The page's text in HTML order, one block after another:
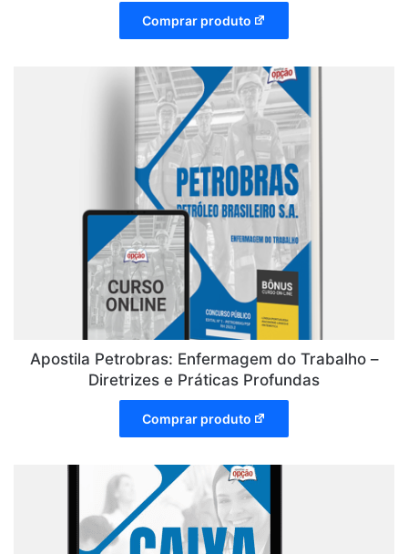
Comprar produto
Apostila Petrobras: Enfermagem do Trabalho –
Diretrizes e Práticas Profundas
Comprar produto